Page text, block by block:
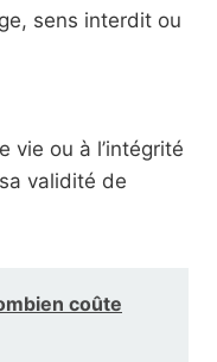
sens interdit ou
vie ou à l’intégrité
validité de
coûte